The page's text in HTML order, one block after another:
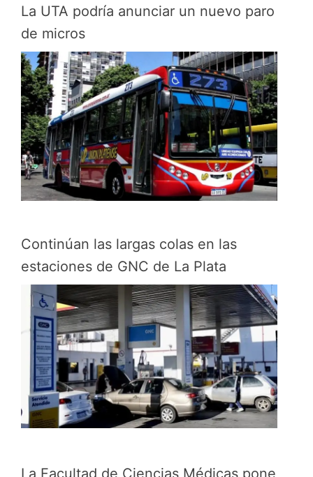
La UTA podría anunciar un nuevo paro
de micros
Continúan las largas colas en las
estaciones de GNC de La Plata
La Facultad de Ciencias Médicas pone